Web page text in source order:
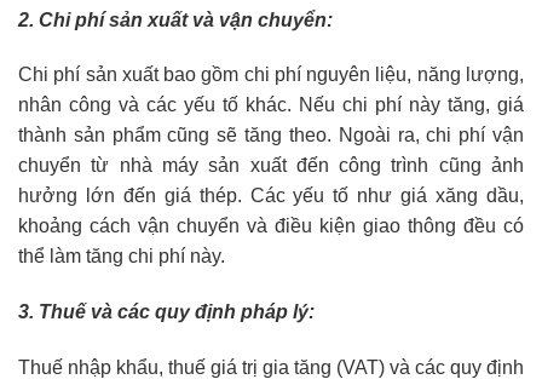
2. Chi phí sản xuất và vận chuyển:
Chi phí sản xuất bao gồm chi phí nguyên liệu, năng lượng,
nhân công và các yếu tố khác. Nếu chi phí này tăng, giá
thành sản phẩm cũng sẽ tăng theo. Ngoài ra, chi phí vận
chuyển từ nhà máy sản xuất đến công trình cũng ảnh
hưởng lớn đến giá thép. Các yếu tố như giá xăng dầu,
khoảng cách vận chuyển và điều kiện giao thông đều có
thể làm tăng chi phí này.
3. Thuế và các quy định pháp lý:
Thuế nhập khẩu, thuế giá trị gia tăng (VAT) và các quy định